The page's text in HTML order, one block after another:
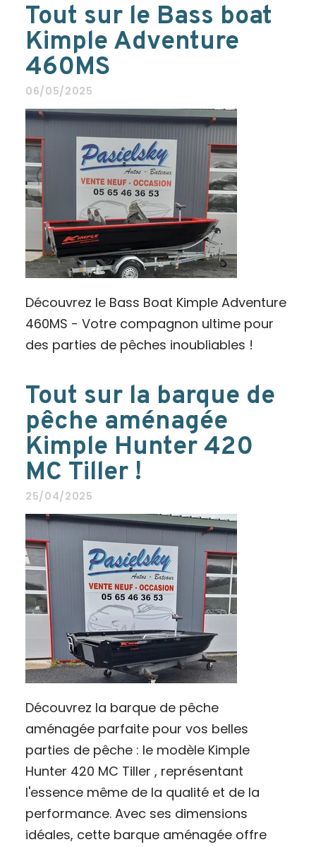
Tout sur le Bass boat
Kimple Adventure
460MS
06/05/2025
Découvrez le Bass Boat Kimple Adventure
460MS - Votre compagnon ultime pour
des parties de pêches inoubliables !
Tout sur la barque de
pêche aménagée
Kimple Hunter 420
MC Tiller !
25/04/2025
Découvrez la barque de pêche
aménagée parfaite pour vos belles
parties de pêche : le modèle Kimple
Hunter 420 MC Tiller , représentant
l'essence même de la qualité et de la
performance. Avec ses dimensions
idéales, cette barque aménagée offre